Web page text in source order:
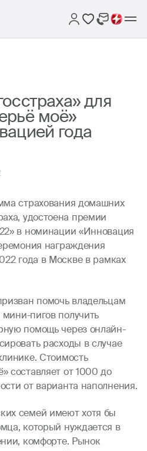
для
моё»
года
страхования домашних
удостоена премии
в номинации «Инновация
награждения
года в Москве в рамках
помочь владельцам
пигов получить
помощь через онлайн-
расходы в случае
Стоимость
составляет от 1000 до
от варианта наполнения.
семей имеют хотя бы
который нуждается в
комфорте. Рынок